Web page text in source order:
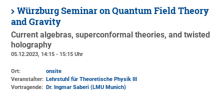
Würzburg Seminar on Quantum Field Theory
and Gravity
Current algebras, superconformal theories, and twisted
holography
05.12.2023, 14:15 - 15:15 Uhr
Ort:
onsite
Veranstalter: Lehrstuhl für Theoretische Physik III
Vortragende: Dr. Ingmar Saberi (LMU Munich)